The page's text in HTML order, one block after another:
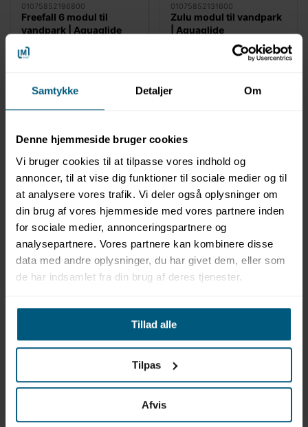
Samtykke Detaljer Om
Denne hjemmeside bruger cookies
Vi bruger cookies til at tilpasse vores indhold og
annoncer, til at vise dig funktioner til sociale medier og til
at analysere vores trafik. Vi deler også oplysninger om
din brug af vores hjemmeside med vores partnere inden
for sociale medier, annonceringspartnere og
analysepartnere. Vores partnere kan kombinere disse
data med andre oplysninger, du har givet dem, eller som
de har indsamlet fra din brug af deres tjenester.
Tillad alle
Tilpas
Afvis
01075852196800
Freefall 6 modul til
vandpark | Aquaglide
01075852131600
Zulu modul til vandpark
| Aquaglide
Information Specifikationer Dokumenter
Aquaglide King of the
Mountain
Antal brugere (voksne/børn): 4/4
Minimumsdybde: 2,44 m
Sikkerhedsafstand: 4,50 m
Med TRiB: Integreret, solcelledrevet trykmåler, som
gør det nemt at aflæse, om modulet har det rette
lufttryk